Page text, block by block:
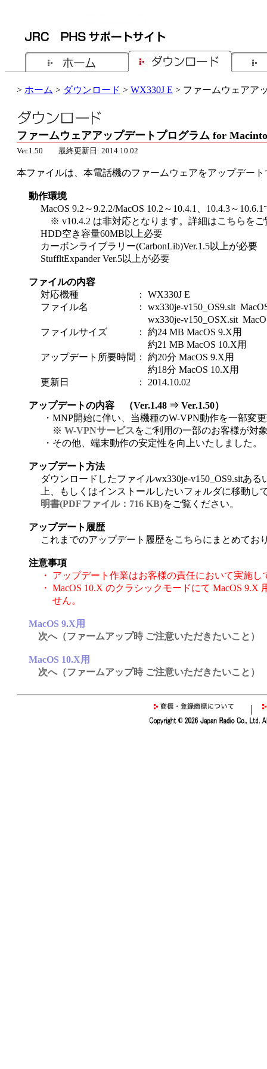
> ホーム > ダウンロード > WX330J E > ファームウェアア
ファームウェアアップデートプログラム for
Ver.1.50 最終更新日: 2014.10.02
本ファイルは、本電話機のファームウェアをアップデー
動作環境
MacOS 9.2～9.2.2/MacOS 10.2～10.4.1、10.4.3～
※ v10.4.2 は非対応となります。詳細はこちら を
HDD空き容量60MB以上必要
カーボンライブラリー(CarbonLib)Ver.1.5以上が必要
StuffltExpander Ver.5以上が必要
ファイルの内容
対応機種
： WX330J E
ファイル名
： wx330je-v150_OS9.sit
wx330je-v150_OSX.sit
ファイルサイズ
： 約24 MB MacOS 9.X用
約21 MB MacOS 10.X用
アップデート所要時間 ： 約20分 MacOS 9.X用
約18分 MacOS 10.X用
更新日
： 2014.10.02
アップデートの内容 （Ver.1.48 ⇒ Ver.1.50）
・ MNP開始に伴い、当機種のW-VPN動作を一部変
※ W-VPNサービスをご利用の一部のお客様が対
・ その他、端末動作の安定性を向上いたしました。
アップデート方法
ダウンロードしたファイルwx330je-v150_OS9.sitあ
上、もしくはインストールしたいフォルダに移動し
明書(PDFファイル：716 KB)をご覧ください。
アップデート履歴
これまでのアップデート履歴をこちらにまとめてお
注意事項
・ アップデート作業はお客様の責任において実施し
・ MacOS 10.X のクラシックモードにて MacOS
せん。
MacOS 9.X用
次へ（ファームアップ時 ご注意いただきたいこと）
MacOS 10.X用
次へ（ファームアップ時 ご注意いただきたいこと）